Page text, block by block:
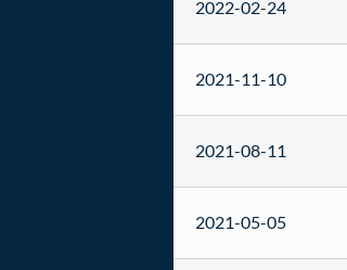
2022-02-24
2021-11-10
2021-08-11
2021-05-05